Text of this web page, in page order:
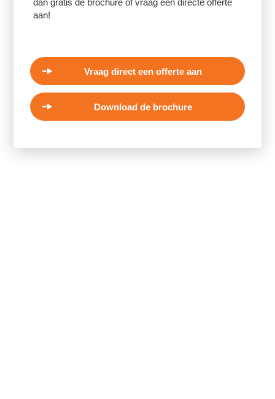
dan gratis de brochure of vraag een directe offerte
aan!
Vraag direct een offerte aan
Download de brochure